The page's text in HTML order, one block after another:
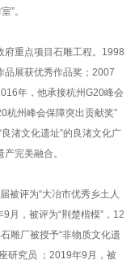
”。
府重点项目石雕工程。1998
品展获优秀作品奖；2007
年，他承接杭州G20峰会
杭州峰会保障突出贡献奖”
渚文化遗址”的良渚文化广
完美融合。
被评为“大冶市优秀乡土人
月，被评为“荆楚楷模”，12
雕厂被授予“非物质文化遗
研究员 ；2019年9月，被